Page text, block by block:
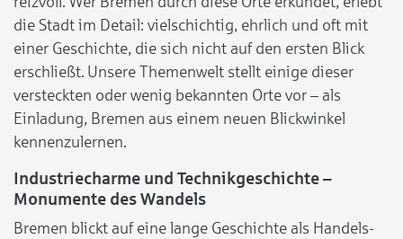
die Stadt im Detail: vielschichtig, ehrlich und oft mit
einer Geschichte, die sich nicht auf den ersten Blick
erschließt. Unsere Themenwelt stellt einige dieser
versteckten oder wenig bekannten Orte vor – als
Einladung, Bremen aus einem neuen Blickwinkel
kennenzulernen.
Industriecharme und Technikgeschichte –
Monumente des Wandels
Bremen blickt auf eine lange Geschichte als Handels-